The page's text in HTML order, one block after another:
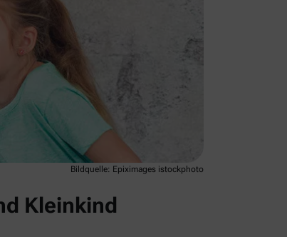
Bildquelle: Epiximages istockphoto
Kleinkind